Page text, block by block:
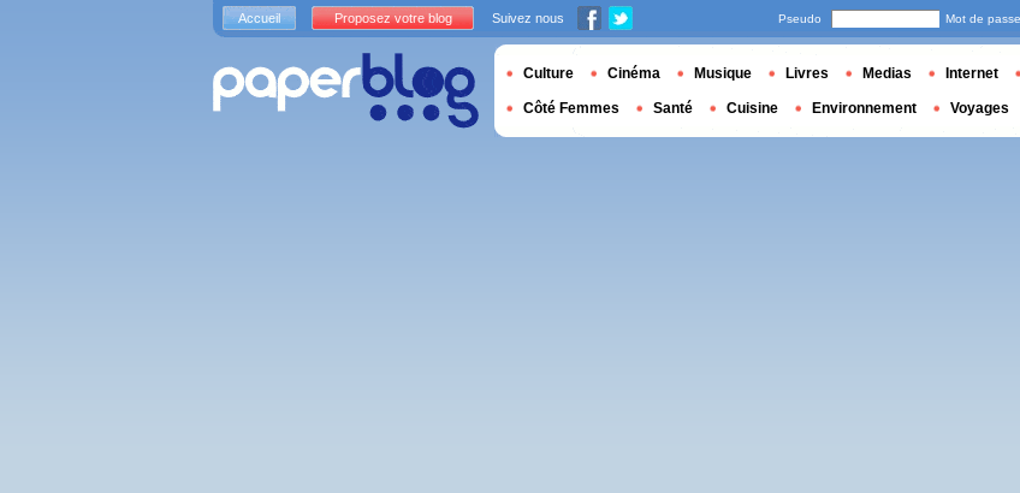
Accueil Proposez votre blog Suivez nous Pseudo Mot de passe
Culture Cinéma Musique Livres Medias Internet
Côté Femmes Santé Cuisine Environnement Voyages